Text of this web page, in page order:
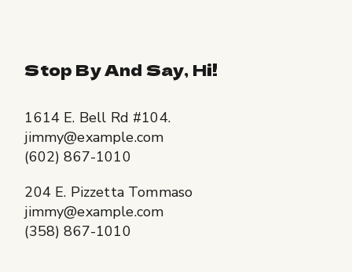
Stop By And Say, Hi!
1614 E. Bell Rd #104.
jimmy@example.com
(602) 867-1010
204 E. Pizzetta Tommaso
jimmy@example.com
(358) 867-1010